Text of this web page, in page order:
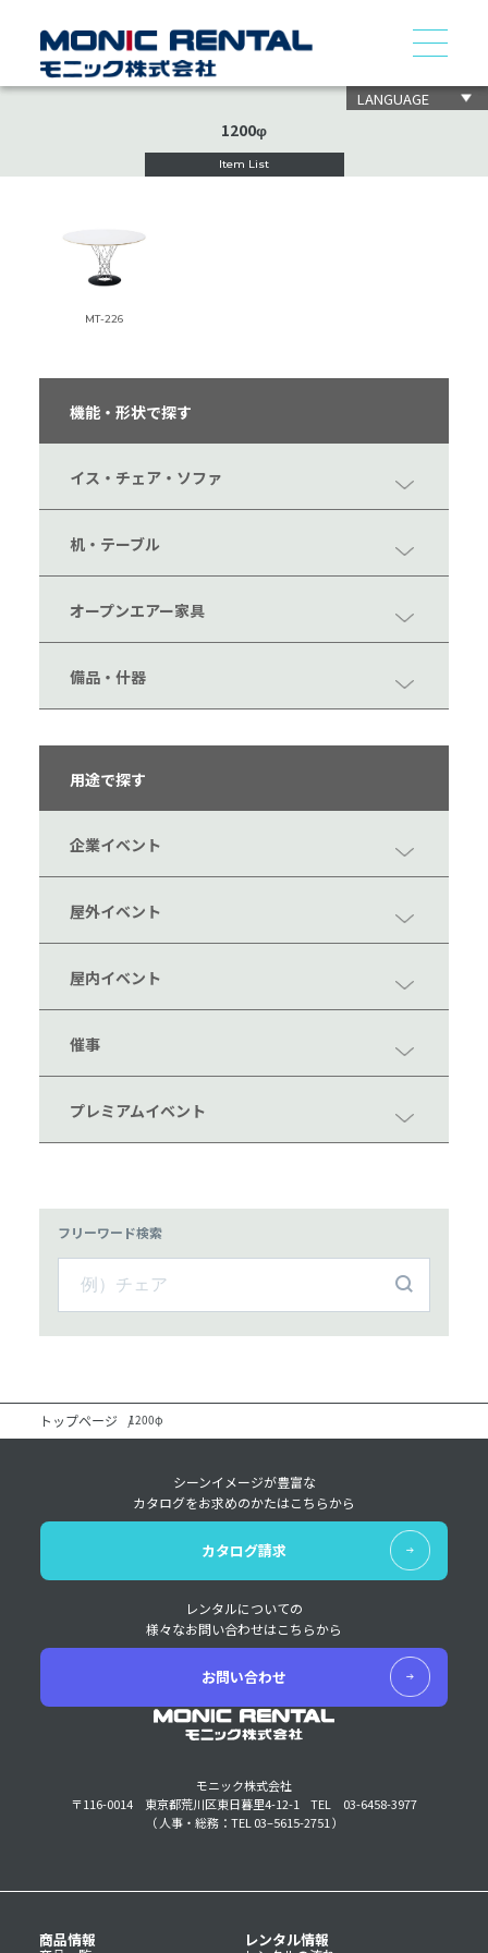
LANGUAGE
1200φ
Item List
機能・形状で探す
イス・チェア・ソファ
机・テーブル
オープンエアー家具
備品・什器
用途で探す
企業イベント
屋外イベント
屋内イベント
催事
プレミアムイベント
フリーワード検索
MT-226
トップページ 1200φ
モニック株式会社
〒116-0014 東京都荒川区東日暮里4-12-1
TEL 03-6458-3977
（ 人事・総務：TEL 03–5615-2751 ）
シーンイメージが豊富な
カタログをお求めのかたはこちらから
カタログ請求
レンタルについての
様々なお問い合わせはこちらから
お問い合わせ
商品情報 レンタル情報